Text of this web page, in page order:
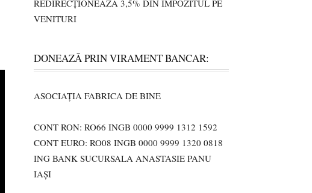
REDIRECȚIONEAZĂ 3,5% DIN IMPOZITUL PE
VENITURI
DONEAZĂ PRIN VIRAMENT BANCAR:
ASOCIAȚIA FABRICA DE BINE
CONT RON: RO66 INGB 0000 9999 1312 1592
CONT EURO: RO08 INGB 0000 9999 1320 0818
ING BANK SUCURSALA ANASTASIE PANU
IAȘI